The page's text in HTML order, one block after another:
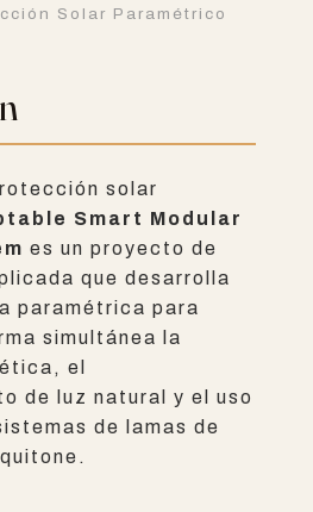
Sistema de
Solar
Solar Paramétrico
solar
Smart Modular
es un proyecto de
que desarrolla
paramétrica para
simultánea la
el
de luz natural y el uso
de lamas de